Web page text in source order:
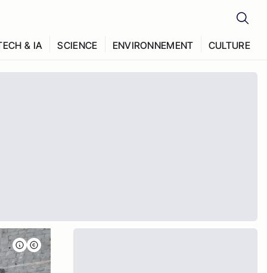
& IA SCIENCE ENVIRONNEMENT CULTURE